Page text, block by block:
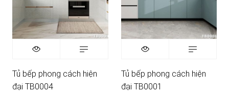
Tủ bếp phong cách hiện
đại TB0004
Tủ bếp phong cách hiện
đại TB0001